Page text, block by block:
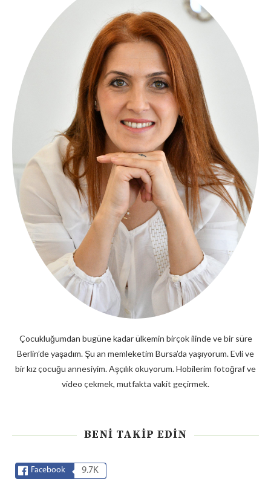
Çocukluğumdan bugüne kadar ülkemin birçok ilinde ve bir süre
Berlin’de yaşadım. Şu an memleketim Bursa’da yaşıyorum. Evli ve
bir kız çocuğu annesiyim. Aşçılık okuyorum. Hobilerim fotoğraf ve
video çekmek, mutfakta vakit geçirmek.
BENI TAKIP EDIN
Facebook 9.7K